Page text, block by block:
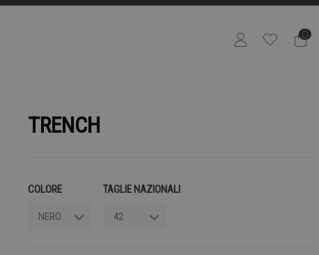
0
TRENCH
COLORE TAGLIE NAZIONALI